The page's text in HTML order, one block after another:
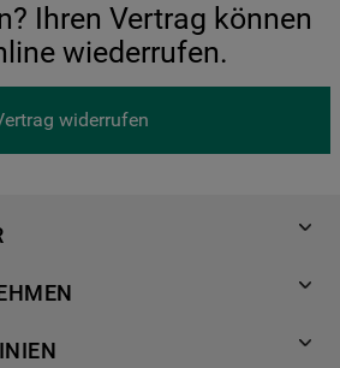
Ihren Vertrag können
wiederrufen.
widerrufen